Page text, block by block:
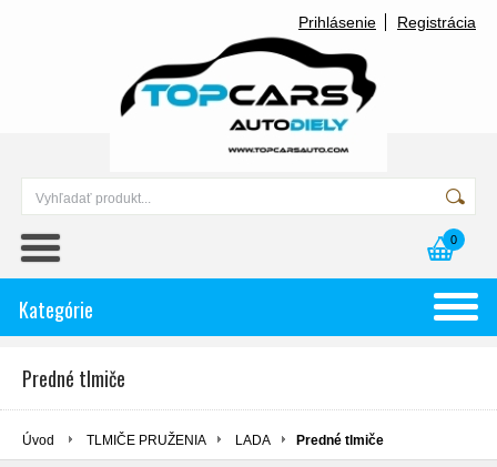
Prihlásenie Registrácia
0
Kategórie
Predné tlmiče
Úvod TLMIČE PRUŽENIA LADA Predné tlmiče